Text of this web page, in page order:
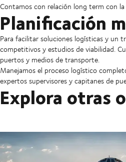
Contamos con relación long term con
Planificación
Para facilitar soluciones logísticas y
competitivos y estudios de viabilidad.
puertos y medios de transporte.
Manejamos el proceso logístico
expertos supervisores y capitanes de
Explora otras